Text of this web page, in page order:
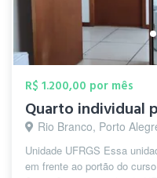
R$ 1.200,00 por mês
Quarto individual
Rio Branco, Porto
Unidade UFRGS Essa
em frente ao portão do